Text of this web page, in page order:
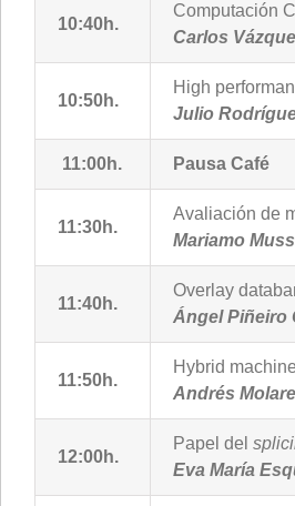
10:40h.
Computación
Carlos
10:50h.
High
Julio
11:00h. Pausa Café
11:30h.
Avaliación de
Mariamo
11:40h.
Overlay
Ángel Piñeiro
11:50h.
Hybrid
Andrés
12:00h.
Papel del
Eva María